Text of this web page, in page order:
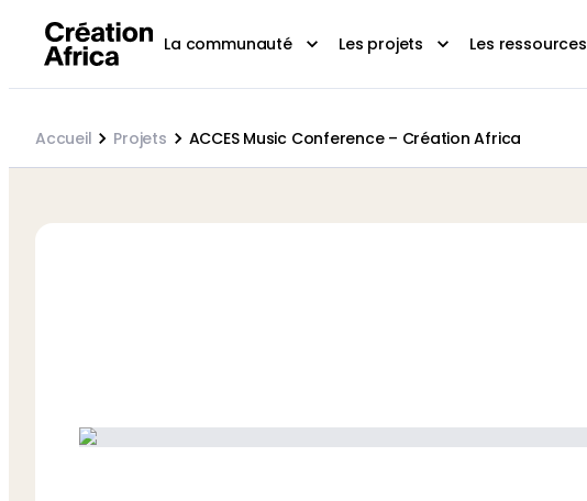
La communauté Les projets Les ressources
Accueil Projets ACCES Music Conference – Création Africa